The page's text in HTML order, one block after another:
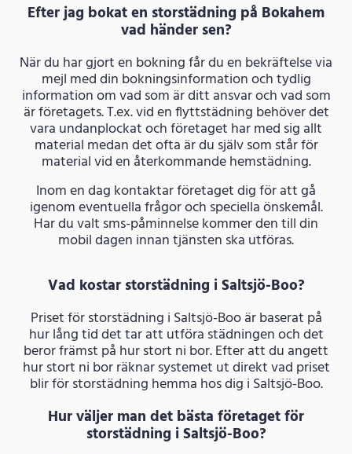
Efter jag bokat en storstädning på Bokahem
vad händer sen?
När du har gjort en bokning får du en bekräftelse via
mejl med din bokningsinformation och tydlig
information om vad som är ditt ansvar och vad som
är företagets. T.ex. vid en flyttstädning behöver det
vara undanplockat och företaget har med sig allt
material medan det ofta är du själv som står för
material vid en återkommande hemstädning.
Inom en dag kontaktar företaget dig för att gå
igenom eventuella frågor och speciella önskemål.
Har du valt sms-påminnelse kommer den till din
mobil dagen innan tjänsten ska utföras.
Vad kostar storstädning i Saltsjö-Boo?
Priset för storstädning i Saltsjö-Boo är baserat på
hur lång tid det tar att utföra städningen och det
beror främst på hur stort ni bor. Efter att du angett
hur stort ni bor räknar systemet ut direkt vad priset
blir för storstädning hemma hos dig i Saltsjö-Boo.
Hur väljer man det bästa företaget för
storstädning i Saltsjö-Boo?